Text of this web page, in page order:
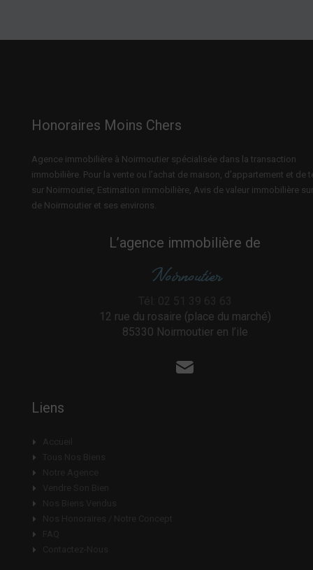
Honoraires Moins Chers
Agence immobilière à Noirmoutier spécialisée dans la transaction
immobilière. Pour la vente ou l’achat de maison, d’appartement et de
sur Noirmoutier, Estimation immobilière, Avis de valeur immobilière sur
de Noirmoutier et ses environs.
L’agence immobilière de
Noirnoutier
12 rue du rosaire (place du marché)
85330 Noirmoutier en l’ile
Liens